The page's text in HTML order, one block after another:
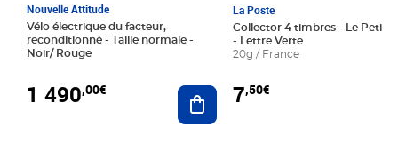
Nouvelle Attitude
Vélo électrique du facteur,
reconditionné - Taille normale -
Noir/ Rouge
1 490,00€ Ajouter au panier
La Poste
Collector 4 timbres - Le Petit
- Lettre Verte
20g / France
7,50€